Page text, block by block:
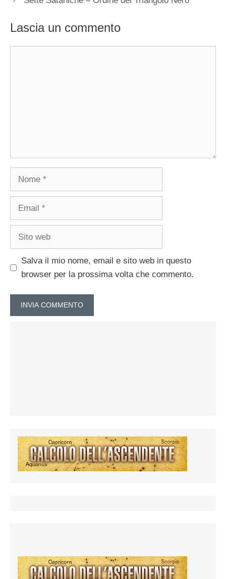
Lascia un commento
Nome
Email
Sito
Salva il mio nome, email e sito web in questo
browser per la prossima volta che commento.